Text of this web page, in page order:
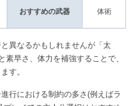
おすすめの武器 体術
異なるかもしれませんが「太
早さ、体力を補強することで、
す。
行における制約の多さ(例えばラ